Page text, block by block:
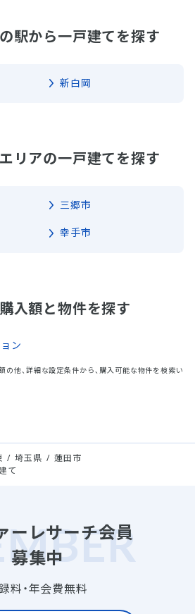
駅から一戸建てを探す
新白岡
リアの一戸建てを探す
三郷市
幸手市
入額と物件を探す
ン
他、詳細な設定条件から、購入可能な物件を検索い
埼玉県
蓮田市
て
ーレサーチ会員
募集中
料・年会費無料